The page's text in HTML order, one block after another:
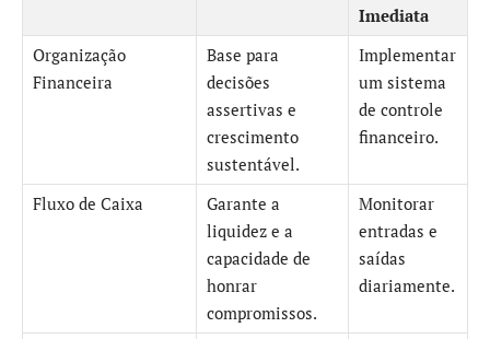
Imediata
Organização
Financeira
Base para
decisões
assertivas e
crescimento
sustentável.
Implementar
um sistema
de controle
financeiro.
Fluxo de Caixa
Garante a
liquidez e a
capacidade de
honrar
compromissos.
Monitorar
entradas e
saídas
diariamente.